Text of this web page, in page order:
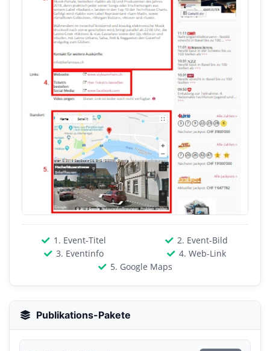
1. Event-Titel
2. Event-Bild
3. Eventinfo
4. Web-Link
5. Google Maps
Publikations-Pakete